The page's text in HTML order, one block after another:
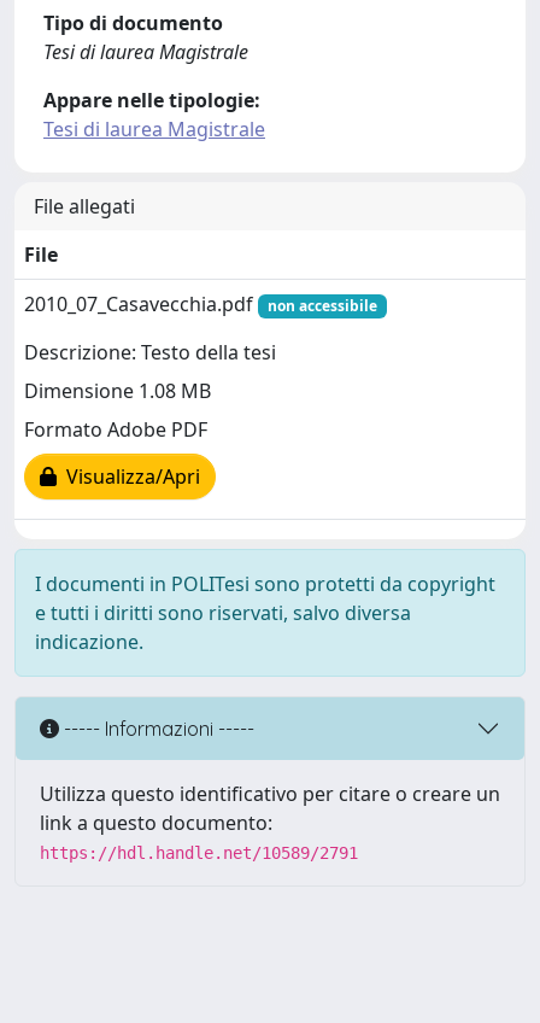
Tipo di documento
Tesi di laurea Magistrale
Appare nelle tipologie:
Tesi di laurea Magistrale
File allegati
File
2010_07_Casavecchia.pdf
non accessibile
Descrizione: Testo della tesi
Dimensione 1.08 MB
Formato Adobe PDF
Visualizza/Apri
I documenti in POLITesi sono protetti da copyright
e tutti i diritti sono riservati, salvo diversa
indicazione.
----- Informazioni -----
Utilizza questo identificativo per citare o creare un
link a questo documento:
https://hdl.handle.net/10589/2791